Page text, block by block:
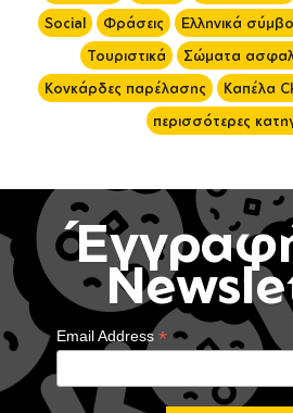
Social
Φράσεις Ελληνικά
Τουριστικά
Σώματα
Κονκάρδες παρέλασης
Καπέλα
περισσότερες
Email Address*